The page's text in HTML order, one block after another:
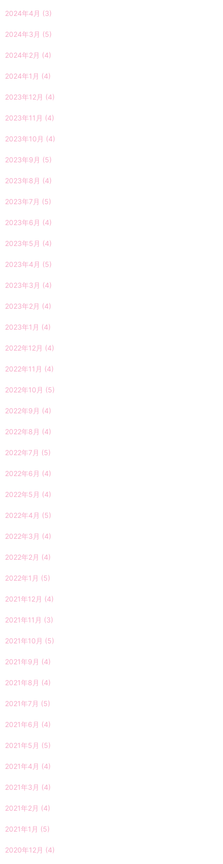
2024年4月 (3)
2024年3月 (5)
2024年2月 (4)
2024年1月 (4)
2023年12月 (4)
2023年11月 (4)
2023年10月 (4)
2023年9月 (5)
2023年8月 (4)
2023年7月 (5)
2023年6月 (4)
2023年5月 (4)
2023年4月 (5)
2023年3月 (4)
2023年2月 (4)
2023年1月 (4)
2022年12月 (4)
2022年11月 (4)
2022年10月 (5)
2022年9月 (4)
2022年8月 (4)
2022年7月 (5)
2022年6月 (4)
2022年5月 (4)
2022年4月 (5)
2022年3月 (4)
2022年2月 (4)
2022年1月 (5)
2021年12月 (4)
2021年11月 (3)
2021年10月 (5)
2021年9月 (4)
2021年8月 (4)
2021年7月 (5)
2021年6月 (4)
2021年5月 (5)
2021年4月 (4)
2021年3月 (4)
2021年2月 (4)
2021年1月 (5)
2020年12月 (4)